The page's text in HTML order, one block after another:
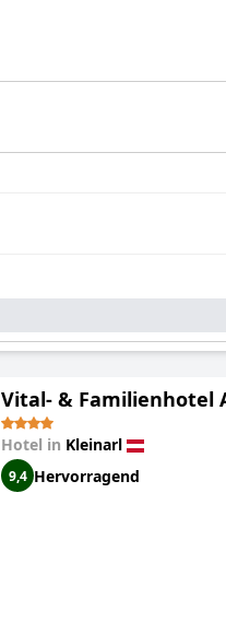
Vital- & Familienhotel
Hotel in Kleinarl
9,4 Hervorragend